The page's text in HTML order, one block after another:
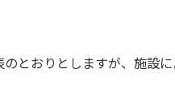
とおりとしますが、施設に